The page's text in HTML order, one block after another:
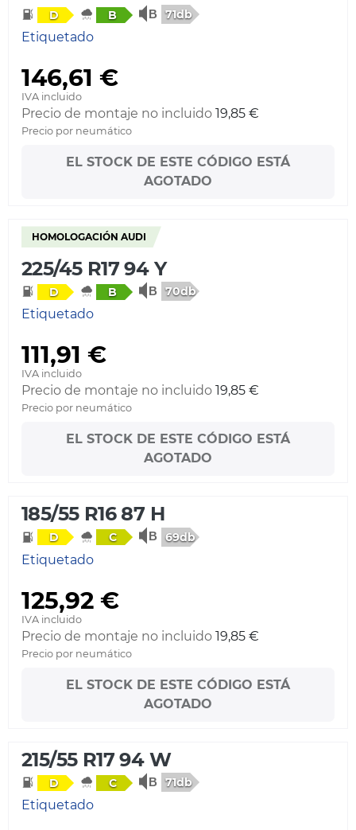
D B 71db
Etiquetado
146,61 €
IVA incluido
Precio de montaje no incluido 19,85 €
Precio por neumático
EL STOCK DE ESTE CÓDIGO ESTÁ
AGOTADO
HOMOLOGACIÓN AUDI
225/45 R17 94 Y
D B 70db
Etiquetado
111,91 €
IVA incluido
Precio de montaje no incluido 19,85 €
Precio por neumático
EL STOCK DE ESTE CÓDIGO ESTÁ
AGOTADO
185/55 R16 87 H
D C 69db
Etiquetado
125,92 €
IVA incluido
Precio de montaje no incluido 19,85 €
Precio por neumático
EL STOCK DE ESTE CÓDIGO ESTÁ
AGOTADO
215/55 R17 94 W
D C 71db
Etiquetado